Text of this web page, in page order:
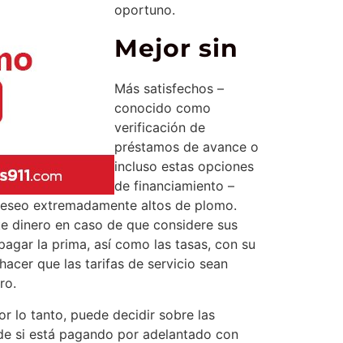
oportuno.
Mejor sin
Más satisfechos –
conocido como
verificación de
préstamos de avance o
incluso estas opciones
de financiamiento –
extremadamente altos de plomo.
dinero en caso de que considere sus
la prima, así como las tasas, con su
que las tarifas de servicio sean
lo tanto, puede decidir sobre las
si está pagando por adelantado con